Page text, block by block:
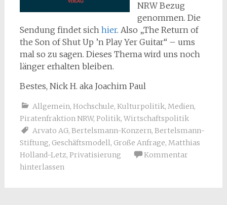
NRW Bezug
genommen. Die
Sendung findet sich hier. Also „The Return of
the Son of Shut Up ’n Play Yer Guitar“ – ums
mal so zu sagen. Dieses Thema wird uns noch
länger erhalten bleiben.
Bestes, Nick H. aka Joachim Paul
Allgemein, Hochschule, Kulturpolitik, Medien,
Piratenfraktion NRW, Politik, Wirtschaftspolitik
Arvato AG, Bertelsmann-Konzern, Bertelsmann-
Stiftung, Geschäftsmodell, Große Anfrage, Matthias
Holland-Letz, Privatisierung
Kommentar
hinterlassen